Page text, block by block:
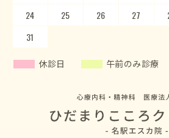
24
25 26 27
31
28
29 30
休診日 午前のみ診療